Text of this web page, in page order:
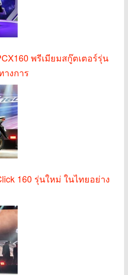
พรีเมียมสกู๊ตเตอร์รุ่น
างการ
160 รุ่นใหม่ ในไทยอย่าง